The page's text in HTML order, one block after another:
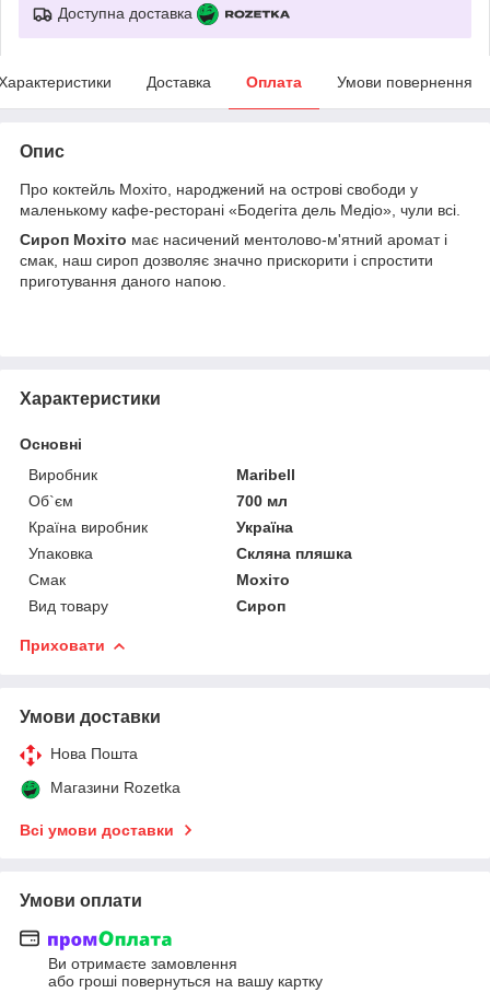
Доступна доставка
Доставка Оплата Умови повернення
Опис
Про коктейль Мохіто, народжений на острові свободи у
маленькому кафе-ресторані «Бодегіта дель Медіо», чули всі.
Сироп Мохіто має насичений ментолово-м'ятний аромат і
смак, наш сироп дозволяє значно прискорити і спростити
приготування даного напою.
Характеристики
Основні
Виробник
Maribell
Об`єм
700 мл
Країна виробник
Україна
Упаковка
Скляна пляшка
Смак
Мохіто
Вид товару
Сироп
Приховати
Умови доставки
Нова Пошта
Магазини Rozetka
Всі умови доставки
Умови оплати
Ви отримаєте замовлення
або гроші повернуться на вашу картку